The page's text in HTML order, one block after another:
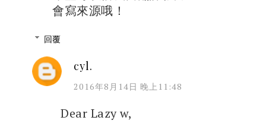
會寫來源哦！
回覆
cyl.
2016年8月14日 晚上11:48
Dear Lazy w,